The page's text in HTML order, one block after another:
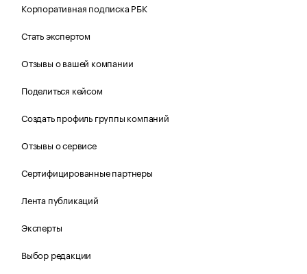
Корпоративная подписка РБК
Стать экспертом
Отзывы о вашей компании
Поделиться кейсом
Создать профиль группы компаний
Отзывы о сервисе
Сертифицированные партнеры
Лента публикаций
Эксперты
Выбор редакции